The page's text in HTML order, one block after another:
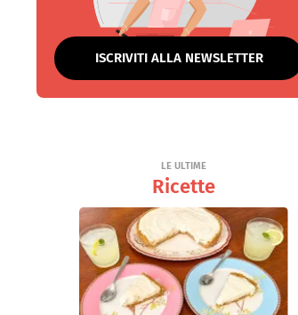
ISCRIVITI ALLA NEWSLETTER
LE ULTIME
Ricette